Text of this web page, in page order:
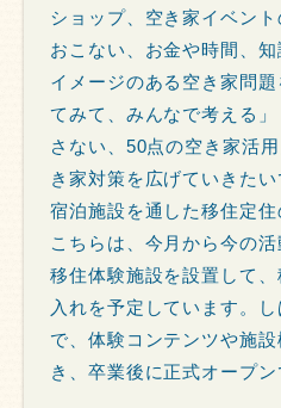
ショップ、空き家イベン
おこない、お金や時間、
イメージのある空き家問
てみて、みんなで考える
さない、50点の空き家活
き家対策を広げていきたい
宿泊施設を通した移住定住
こちらは、今月から今の
移住体験施設を設置して
入れを予定しています。
で、体験コンテンツや施
き、卒業後に正式オープン